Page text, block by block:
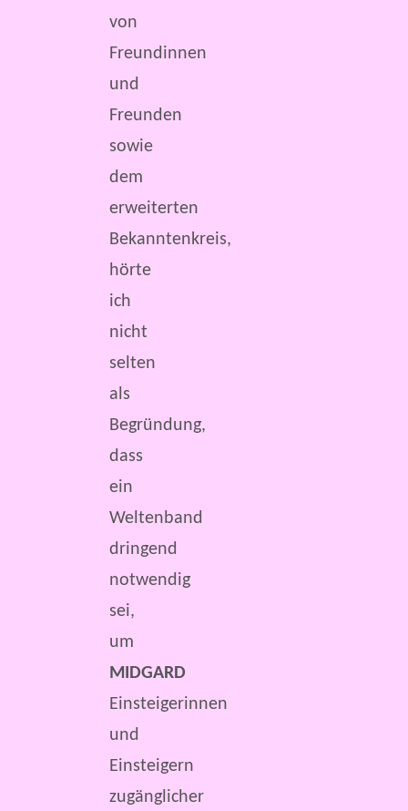
von
Freundinnen
und
Freunden
sowie
dem
erweiterten
Bekanntenkreis,
hörte
ich
nicht
selten
als
Begründung,
dass
ein
Weltenband
dringend
notwendig
sei,
um
MIDGARD
Einsteigerinnen
und
Einsteigern
zugänglicher